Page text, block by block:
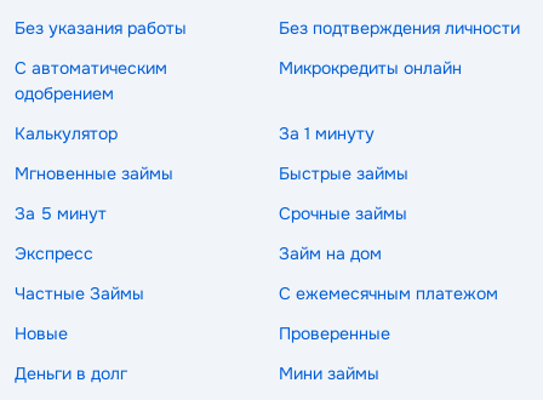
Без указания работы
Без подтверждения личности
С автоматическим
одобрением
Микрокредиты онлайн
Калькулятор
За 1 минуту
Мгновенные займы
Быстрые займы
За 5 минут
Срочные займы
Экспресс
Займ на дом
Частные Займы
С ежемесячным платежом
Новые
Проверенные
Деньги в долг
Мини займы